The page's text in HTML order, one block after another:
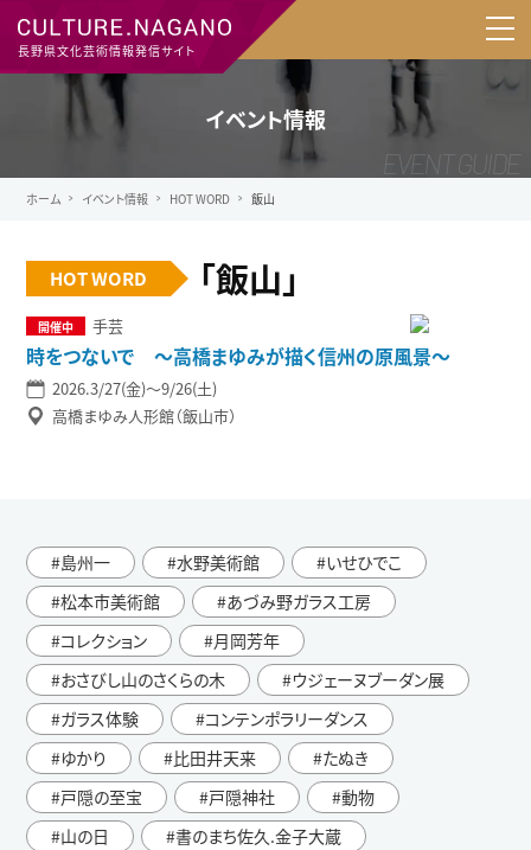
長野県文化芸術情報発信サイト
イベント情報
ホーム イベント情報 HOT WORD 飯山
HOT WORD 「飯山」
手芸
時をつないで ～高橋まゆみが描く信州の原風景～
2026.3/27(金)〜9/26(土)
高橋まゆみ人形館（飯山市）
島州一 水野美術館
いせひでこ
松本市美術館
あづみ野ガラス工房
コレクション
月岡芳年
おさびし山のさくらの木
ウジェーヌブーダン展
ガラス体験
コンテンポラリーダンス
ゆかり
比田井天来
たぬき
戸隠の至宝
戸隠神社
動物
山の日
書のまち佐久.金子大蔵